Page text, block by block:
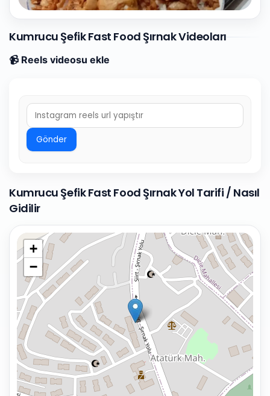
Kumrucu Şefik Fast Food Şırnak Videoları
📹 Reels videosu ekle
Gönder
Kumrucu Şefik Fast Food Şırnak Yol Tarifi / Nasıl
Gidilir
+
−